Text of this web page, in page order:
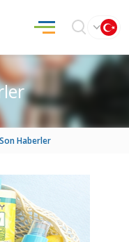
Son Haberler